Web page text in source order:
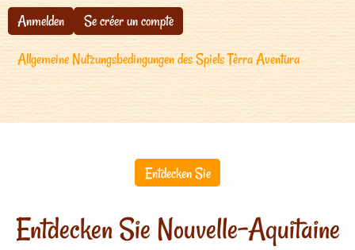
Anmelden
Se créer un compte
Allgemeine Nutzungsbedingungen des Spiels Tèrra Aventura
Entdecken Sie
Entdecken Sie Nouvelle-Aquitaine